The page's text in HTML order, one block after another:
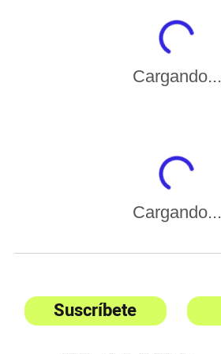
Cargando...
Cargando...
Suscríbete